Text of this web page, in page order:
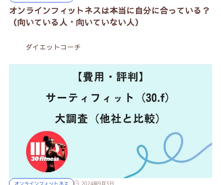
オンラインフィットネスは本当に自分に合っている？
（向いている人・向いていない人）
ダイエットコーチ